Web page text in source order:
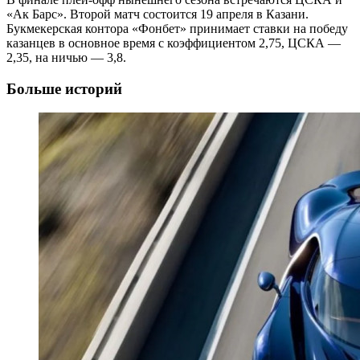
«Ак Барс». Второй матч состоится 19 апреля в Казани.
Букмекерская контора «Фонбет» принимает ставки на победу
казанцев в основное время с коэффициентом 2,75, ЦСКА —
2,35, на ничью — 3,8.
Больше историй